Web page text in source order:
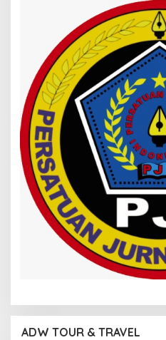
ADW TOUR & TRAVEL